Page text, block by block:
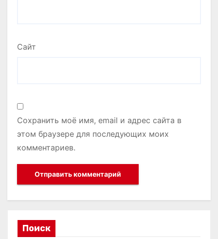
Сайт
Сохранить моё имя, email и адрес сайта в
этом браузере для последующих моих
комментариев.
Поиск